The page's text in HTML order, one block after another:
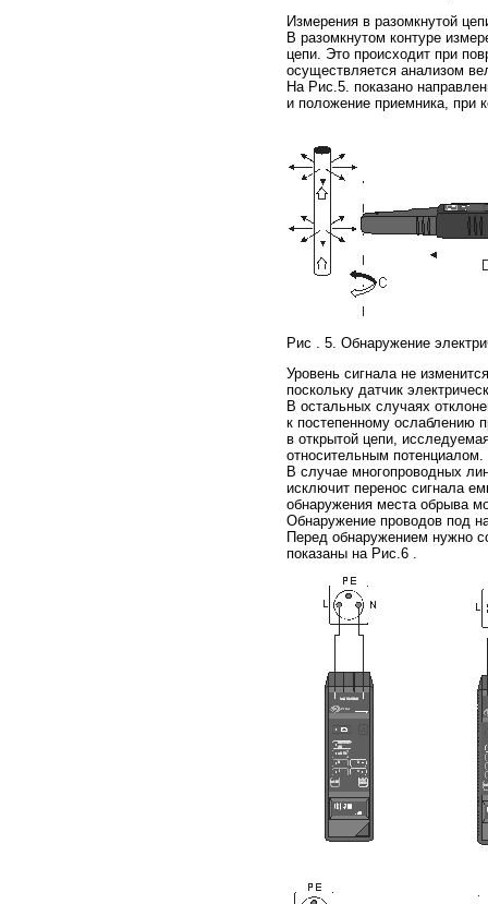
Измерения в разомкнутой
В разомкнутом контуре
цепи. Это происходит при
осуществляется анализом
На Рис.5. показано
и положение приемника, при
Рис . 5. Обнаружение
Уровень сигнала не
поскольку датчик
В остальных случаях
к постепенному ослаблению
в открытой цепи,
относительным потенциалом.
В случае многопроводных
исключит перенос сигнала
обнаружения места обрыва
Обнаружение проводов под
Перед обнаружением нужно
показаны на Рис.6 .